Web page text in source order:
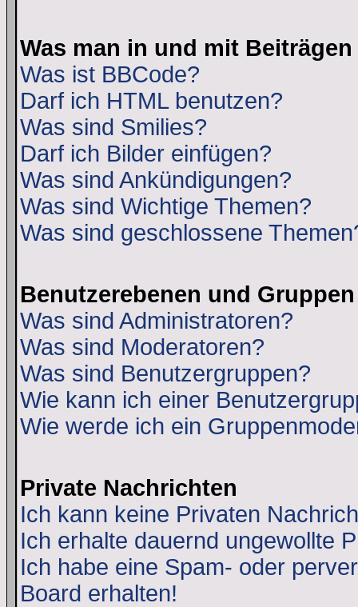
Was man in und mit
Was ist BBCode?
Darf ich HTML benutzen?
Was sind Smilies?
Darf ich Bilder einfügen?
Was sind Ankündigungen?
Was sind Wichtige Themen?
Was sind geschlossene
Benutzerebenen und Gruppen
Was sind Administratoren?
Was sind Moderatoren?
Was sind Benutzergruppen?
Wie kann ich einer
Wie werde ich ein
Private Nachrichten
Ich kann keine Privaten
Ich erhalte dauernd ungewollte
Ich habe eine Spam- oder
Board erhalten!